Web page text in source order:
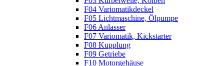
F04 Variomatikdeckel
F05 Lichtmaschine, Ölpumpe
F06 Anlasser
F07 Variomatik, Kickstarter
F08 Kupplung
F09 Getriebe
F10 Motorgehäuse